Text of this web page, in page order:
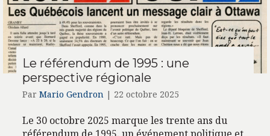
Le référendum de 1995 : une
perspective régionale
Par Mario Gendron | 22 octobre 2025
Le 30 octobre 2025 marque les trente ans du